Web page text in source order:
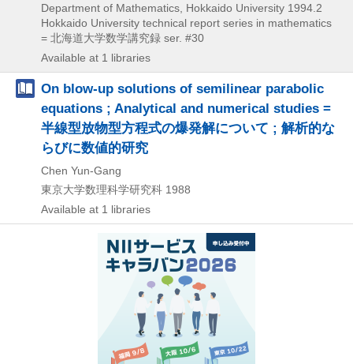
Department of Mathematics, Hokkaido University 1994.2
Hokkaido University technical report series in mathematics
= 北海道大学数学講究録 ser. #30
Available at 1 libraries
On blow-up solutions of semilinear parabolic
equations ; Analytical and numerical studies =
半線型放物型方程式の爆発解について ; 解析的な
らびに数値的研究
Chen Yun-Gang
東京大学数理科学研究科 1988
Available at 1 libraries